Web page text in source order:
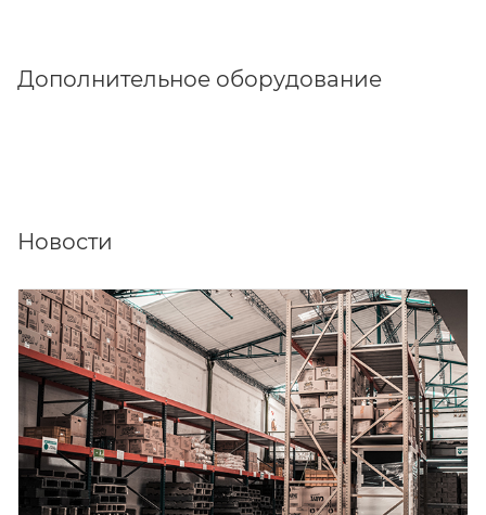
Дополнительное оборудование
Новости